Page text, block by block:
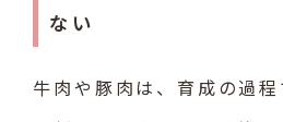
ない
牛肉や豚肉は、育成の過